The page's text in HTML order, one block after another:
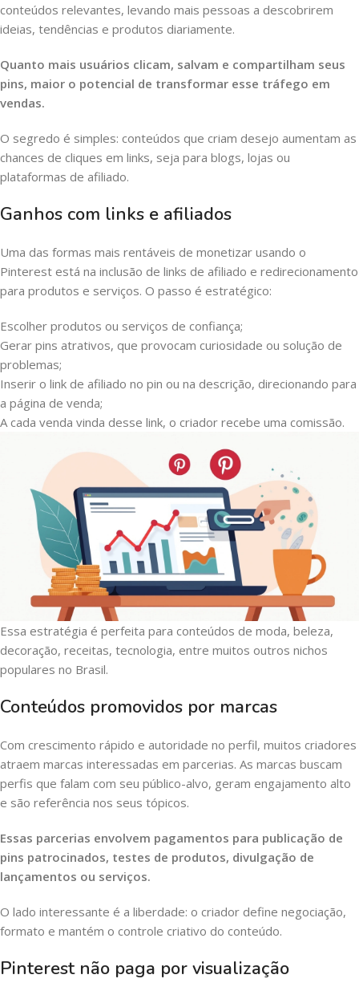
conteúdos relevantes, levando mais pessoas a descobrirem
ideias, tendências e produtos diariamente.
Quanto mais usuários clicam, salvam e compartilham seus
pins, maior o potencial de transformar esse tráfego em
vendas.
O segredo é simples: conteúdos que criam desejo aumentam as
chances de cliques em links, seja para blogs, lojas ou
plataformas de afiliado.
Ganhos com links e afiliados
Uma das formas mais rentáveis de monetizar usando o
Pinterest está na inclusão de links de afiliado e redirecionamento
para produtos e serviços. O passo é estratégico:
Escolher produtos ou serviços de confiança;
Gerar pins atrativos, que provocam curiosidade ou solução de
problemas;
Inserir o link de afiliado no pin ou na descrição, direcionando para
a página de venda;
A cada venda vinda desse link, o criador recebe uma comissão.
Essa estratégia é perfeita para conteúdos de moda, beleza,
decoração, receitas, tecnologia, entre muitos outros nichos
populares no Brasil.
Conteúdos promovidos por marcas
Com crescimento rápido e autoridade no perfil, muitos criadores
atraem marcas interessadas em parcerias. As marcas buscam
perfis que falam com seu público-alvo, geram engajamento alto
e são referência nos seus tópicos.
Essas parcerias envolvem pagamentos para publicação de
pins patrocinados, testes de produtos, divulgação de
lançamentos ou serviços.
O lado interessante é a liberdade: o criador define negociação,
formato e mantém o controle criativo do conteúdo.
Pinterest não paga por visualização